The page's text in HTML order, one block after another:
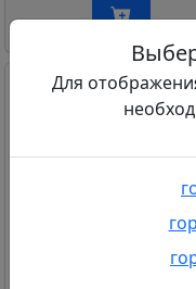
Для
Аккумулятор